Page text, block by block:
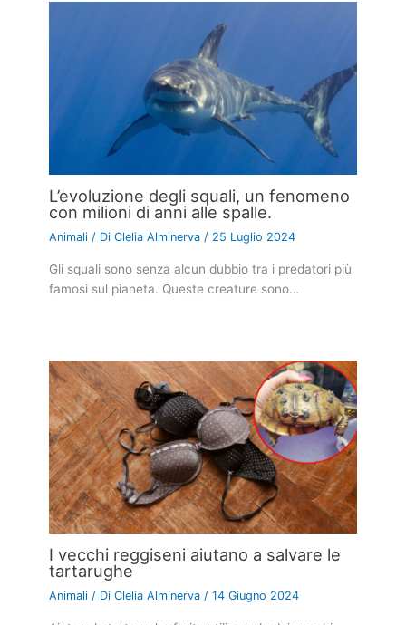
L’evoluzione degli squali, un fenomeno
con milioni di anni alle spalle.
Animali / DiClelia Alminerva / 25 Luglio 2024
Gli squali sono senza alcun dubbio tra i predatori più
famosi sul pianeta. Queste creature sono…
I vecchi reggiseni aiutano a salvare le
tartarughe
Animali / DiClelia Alminerva/14 Giugno 2024